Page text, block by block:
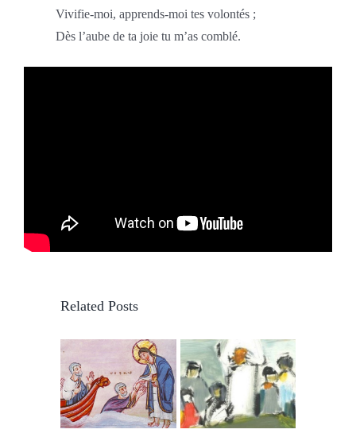
Vivifie-moi, apprends-moi tes volontés ;
Dès l’aube de ta joie tu m’as comblé.
Related Posts